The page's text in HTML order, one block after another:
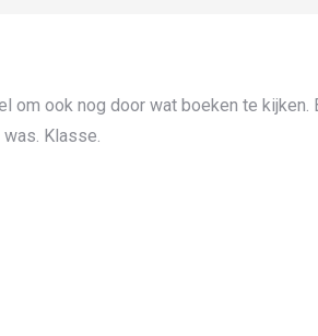
om ook nog door wat boeken te kijken.
Klasse.